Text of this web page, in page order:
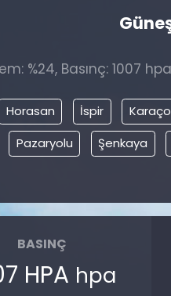
%24, Basınç: 1007
Horasan İspir
Pazaryolu Şenkaya
BASINÇ
HPA hpa